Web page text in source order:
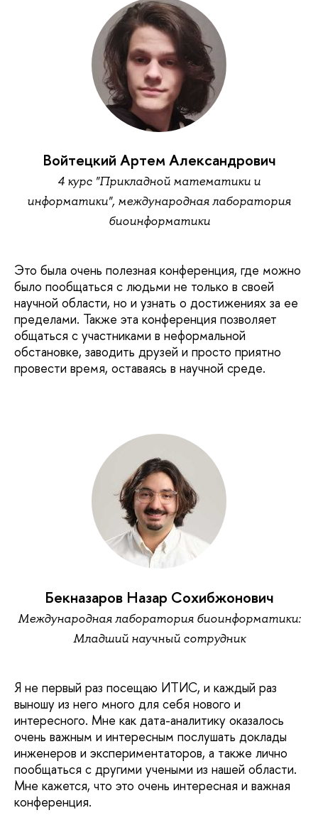
Войтецкий Артем Александрович
4 курс "Прикладной математики и
информатики", международная лаборатория
биоинформатики
Это была очень полезная конференция, где можно
было пообщаться с людьми не только в своей
научной области, но и узнать о достижениях за ее
пределами. Также эта конференция позволяет
общаться с участниками в неформальной
обстановке, заводить друзей и просто приятно
провести время, оставаясь в научной среде.
Бекназаров Назар Сохибжонович
Международная лаборатория биоинформатики:
Младший научный сотрудник
Я не первый раз посещаю ИТИС, и каждый раз
выношу из него много для себя нового и
интересного. Мне как дата-аналитику оказалось
очень важным и интересным послушать доклады
инженеров и экспериментаторов, а также лично
пообщаться с другими учеными из нашей области.
Мне кажется, что это очень интересная и важная
конференция.